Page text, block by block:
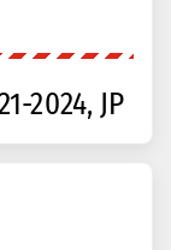
2024, JP